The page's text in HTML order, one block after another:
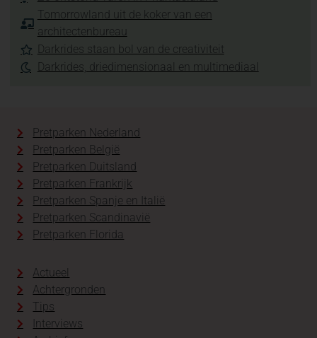
Tomorrowland uit de koker van een
architectenbureau
Darkrides staan bol van de creativiteit
Darkrides, driedimensionaal en multimediaal
Pretparken Nederland
Pretparken België
Pretparken Duitsland
Pretparken Frankrijk
Pretparken Spanje en Italië
Pretparken Scandinavië
Pretparken Florida
Actueel
Achtergronden
Tips
Interviews